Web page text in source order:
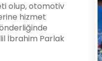
olup, otomotiv
hizmet
İbrahim Parlak